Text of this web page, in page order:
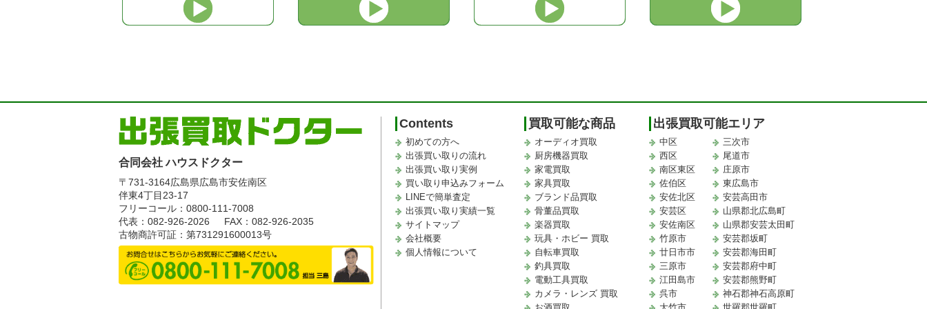
合同会社 ハウスドクター
〒731-3164広島県広島市安佐南区
伴東4丁目23-17
フリーコール：0800-111-7008
代表：082-926-2026
FAX：082-926-2035
古物商許可証：第731291600013号
Contents
初めての方へ
出張買い取りの流れ
出張買い取り実例
買い取り申込みフォーム
LINEで簡単査定
出張買い取り実績一覧
サイトマップ
会社概要
個人情報について
買取可能な商品
オーディオ買取
厨房機器買取
家電買取
家具買取
ブランド品買取
骨董品買取
楽器買取
玩具・ホビー 買取
自転車買取
釣具買取
電動工具買取
カメラ・レンズ 買取
お酒買取
出張買取可能エリア
中区
西区
南区東区
佐伯区
安佐北区
安芸区
安佐南区
竹原市
廿日市市
三原市
江田島市
呉市
大竹市
三次市
尾道市
庄原市
東広島市
安芸高田市
山県郡北広島町
山県郡安芸太田町
安芸郡坂町
安芸郡海田町
安芸郡府中町
安芸郡熊野町
神石郡神石高原町
世羅郡世羅町